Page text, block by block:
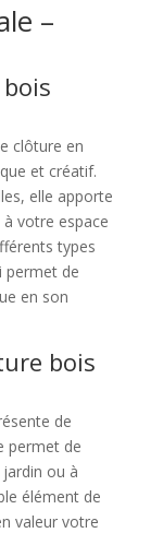
–
clôture en
et créatif.
elle apporte
à votre espace
types
permet de
en son
bois
de
permet de
ou à
élément de
valeur votre